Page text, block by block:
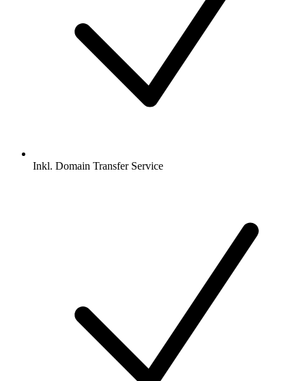
Inkl. Domain Transfer Service